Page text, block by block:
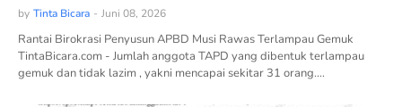
by Tinta Bicara - Juni 08, 2026
Rantai Birokrasi Penyusun APBD Musi Rawas Terlampau Gemuk
TintaBicara.com - Jumlah anggota TAPD yang dibentuk terlampau
gemuk dan tidak lazim , yakni mencapai sekitar 31 orang.…